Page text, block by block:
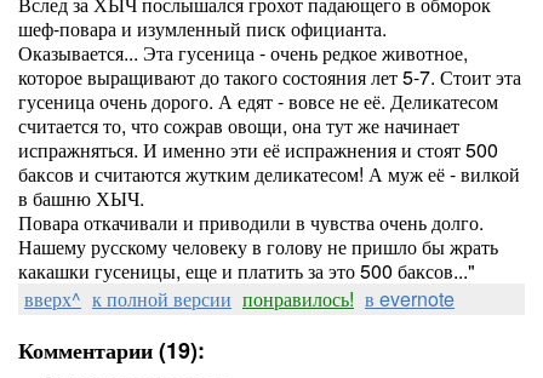
шеф-повара и изумленный писк официанта.
Оказывается... Эта гусеница - очень редкое животное,
которое выращивают до такого состояния лет 5-7. Стоит эта
гусеница очень дорого. А едят - вовсе не её. Деликатесом
считается то, что сожрав овощи, она тут же начинает
испражняться. И именно эти её испражнения и стоят 500
баксов и считаются жутким деликатесом! А муж её - вилкой
в башню ХЫЧ.
Повара откачивали и приводили в чувства очень долго.
Нашему русскому человеку в голову не пришло бы жрать
какашки гусеницы, еще и платить за это 500 баксов..."
вверх^ к полной версии понравилось! в evernote
Комментарии (19):